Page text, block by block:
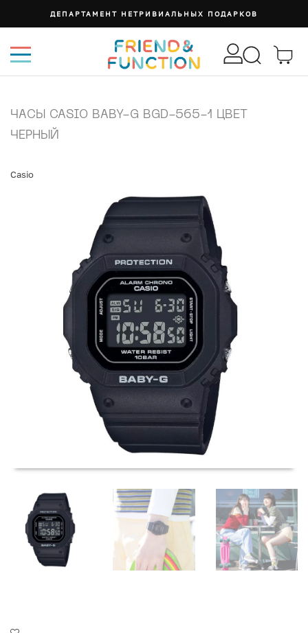
ДЕПАРТАМЕНТ НЕТРИВИАЛЬНЫХ ПОДАРКОВ
ЧАСЫ CASIO BABY-G BGD-565-1 ЦВЕТ
ЧЕРНЫЙ
Casio